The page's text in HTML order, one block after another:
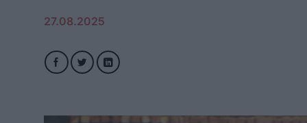
27.08.2025